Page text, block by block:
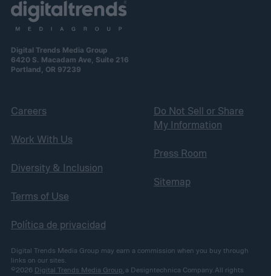
Digital Trends Media Group
6420 S. Macadam Ave, Suite 216
Portland, OR 97239
Careers
Work With Us
Diversity & Inclusion
Terms of Use
Política de privacidad
Do Not Sell or Share
My Information
Press Room
Sitemap
Digital Trends Media Group may earn a commission when you buy through
links on our sites.
©2026 Digital Trends Media Group , a Designtechnica Company. All rights